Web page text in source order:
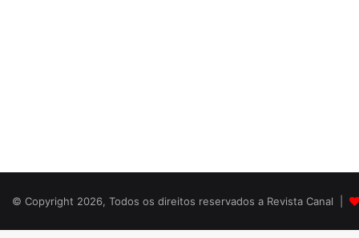
© Copyright 2026, Todos os direitos reservados a Revista Canal |